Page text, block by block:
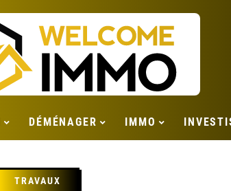
DÉMÉNAGER IMMO
TRAVAUX